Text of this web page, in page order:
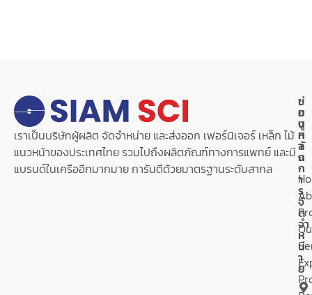
เราเป็นบริษัทผู้ผลิต จัดจำหน่าย และส่งออก เฟอร์นิเจอร์ เหล็ก ไม้
แนวหน้าของประเทศไทย รวมไปถึงผลิตภัณฑ์ทางการแพทย์ และมี
แบรนด์ในเครืออีกมากมาย การันตีด้วยมาตรฐานระดับสากล
เ
ม
นู
ห
ลั
ก
ช่
อ
ง
ท
า
ง
ก
า
ร
จั
ด
จำ
ห
น่
า
ย